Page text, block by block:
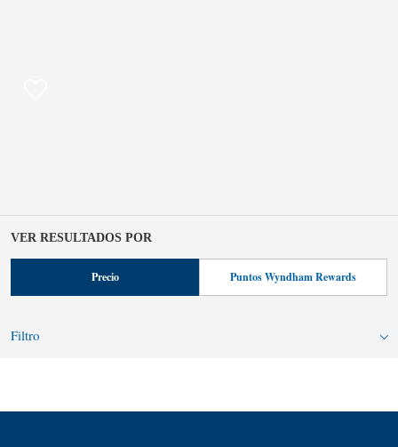
VER RESULTADOS POR
Precio Puntos Wyndham Rewards
Filtro